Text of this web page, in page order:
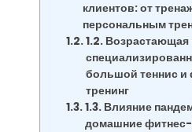
клиентов: от
персональным
1.2. Возрастающая
большой теннис
тренинг
1.3. Влияние
домашние фитнес-